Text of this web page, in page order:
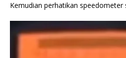
Kemudian perhatikan speedometer